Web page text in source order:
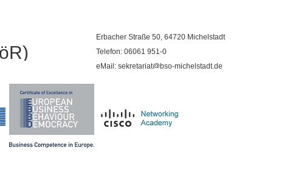
Erbacher Straße 50, 64720 Michelstadt
Telefon: 06061 951-0
eMail: sekretariat@bso-michelstadt.de